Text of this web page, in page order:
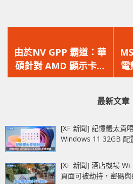
一
篇
文
由於NV GPP 霸道：華
碩針對 AMD 顯示卡重
啟 AREZ RADEON 系
電
最新文章
[XF 新聞] 記憶體太貴
Windows 11 32GB 配
[XF 新聞] 酒店機場
頁面可被劫持，密碼